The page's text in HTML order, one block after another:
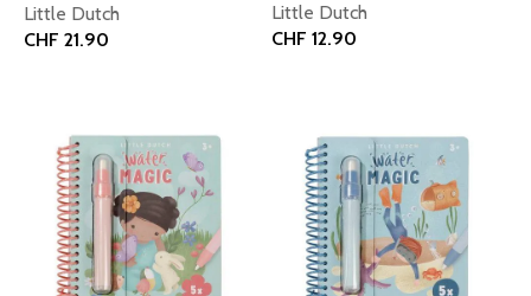
Little Dutch
CHF 21.90
Little Dutch
CHF 12.90